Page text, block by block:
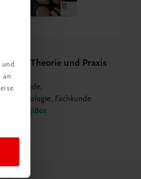
an
in Theorie und Praxis
Fachkunde
DigiBox